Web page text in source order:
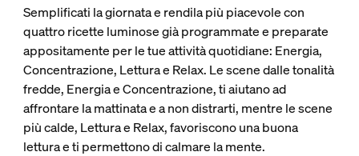
Semplificati la giornata e rendila più piacevole con
quattro ricette luminose già programmate e preparate
appositamente per le tue attività quotidiane: Energia,
Concentrazione, Lettura e Relax. Le scene dalle tonalità
fredde, Energia e Concentrazione, ti aiutano ad
affrontare la mattinata e a non distrarti, mentre le scene
più calde, Lettura e Relax, favoriscono una buona
lettura e ti permettono di calmare la mente.